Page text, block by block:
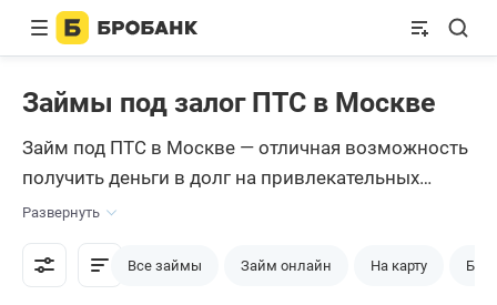
Займы под залог ПТС в Москве
Займ под ПТС в Москве — отличная возможность
получить деньги в долг на привлекательных
условиях. Если у вас есть в собственности
автомобиль, можете хоть сейчас обратиться к
МФО и получить необходимую сумму. За счет
Развернуть
Все займы Займ онлайн На карту Без